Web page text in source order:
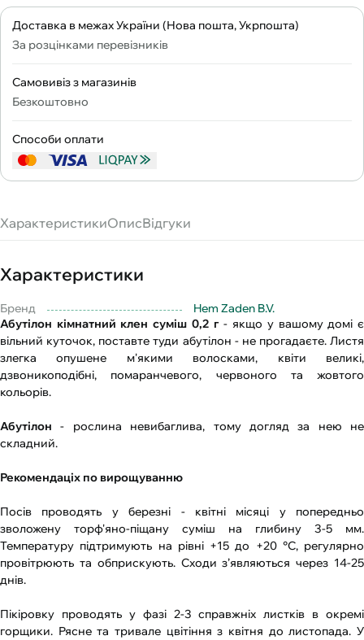
Доставка в межах України (Нова пошта, Укрпошта)
За розцінками перевізників
Самовивіз з магазинів
Безкоштовно
Способи оплати
ХарактеристикиОписВідгуки
Характеристики
Бренд
Hem Zaden B.V.
Абутілон кімнатний клен суміш 0,2 г- якщо у вашому домі є
вільний куточок, поставте туди абутілон - не прогадаєте. Листя
злегка опушене м'якими волосками, квіти великі,
дзвоникоподібні, помаранчевого, червоного та жовтого
кольорів.
Абутілон - рослина невибаглива, тому догляд за нею не
складний.
Рекомендаціх по вирощуванню
Посів проводять у березні - квітні місяці у попередньо
зволожену торф'яно-піщану суміш на глибину 3-5 мм.
Температуру підтримують на рівні +15 до +20 °С, регулярно
провітрюють та обприскують. Сходи з’являються через 14-25
днів.
Пікіровку проводять у фазі 2-3 справжніх листків в окремі
горщики. Рясне та тривале цвітіння з квітня до листопада. У